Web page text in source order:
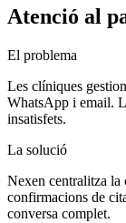
Atenció al
El problema
Les clíniques
WhatsApp i email.
insatisfets.
La solució
Nexen centralitza la
confirmacions de
conversa complet.